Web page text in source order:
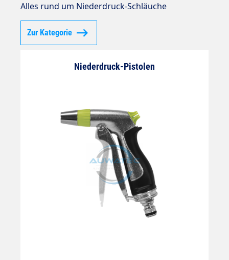
Alles rund um Niederdruck-Schläuche
Zur Kategorie
Niederdruck-Pistolen